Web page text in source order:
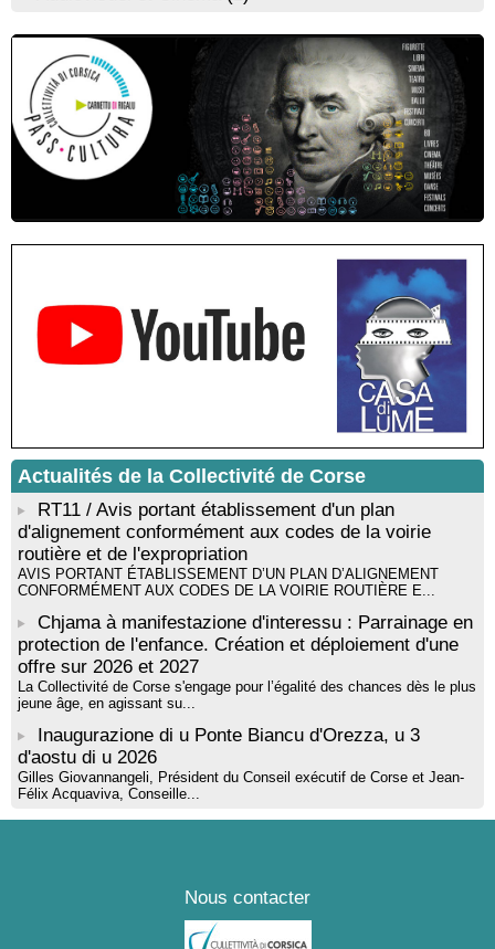
Conférence : "Pratiques magico-religieuses et rituels de
protection de la Corse agro-pastorale" animée par Jean-Jacques
Andreani - Bucugnà / Zonza
Residenza di scrittura di Angela Nicolai, Trà Corsica è
Sardegna - Mediateca di castagniccia Mare è monti - I Fulelli
Résidence d’écriture et de recherche de l’écrivaine Cécilia
Castelli - Institut Mémoires de l'Edition Contemporaine - Caen /
Médiathèque de Castagniccia Mare et Monti - I Fulelli
Rencontre / dédicace avec Lucrèce Luciani autour de son
livre « La ballade du pendu du Niolu» - Mediateca territuriale di
Mise en musique d’un livre jeunesse par Annik Meschinet,
musicienne pédagogue : Ateliers d’expression sonore, vocale,
rythmique et corporelle - Mediateca territuriale di Santa Lucia di
Tallà
! Événement reporté ! Cycle de conférences peinture animé
par Alexandre Dominati - Mediateca territuriale di Santa Lucia di
Actualités de la Collectivité de Corse
RT11 / Avis portant établissement d'un plan
d'alignement conformément aux codes de la voirie
routière et de l'expropriation
AVIS PORTANT ÉTABLISSEMENT D’UN PLAN D’ALIGNEMENT
CONFORMÉMENT AUX CODES DE LA VOIRIE ROUTIÈRE E...
Chjama à manifestazione d'interessu : Parrainage en
protection de l'enfance. Création et déploiement d'une
offre sur 2026 et 2027
La Collectivité de Corse s'engage pour l’égalité des chances dès le plus
jeune âge, en agissant su...
Inaugurazione di u Ponte Biancu d'Orezza, u 3
d'aostu di u 2026
Gilles Giovannangeli, Président du Conseil exécutif de Corse et Jean-
Félix Acquaviva, Conseille...
Nous contacter